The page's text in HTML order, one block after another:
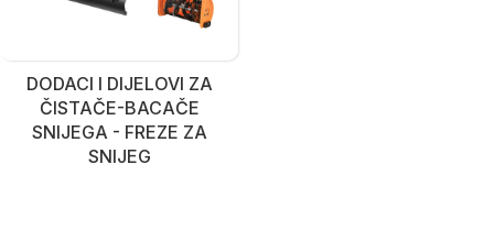
DODACI I DIJELOVI ZA
ČISTAČE-BACAČE
SNIJEGA - FREZE ZA
SNIJEG